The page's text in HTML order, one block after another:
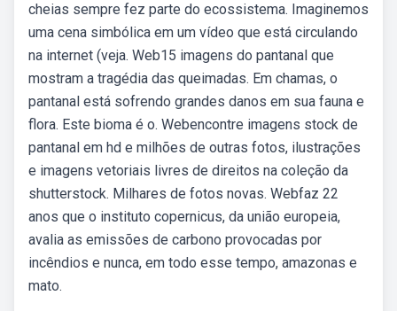
cheias sempre fez parte do ecossistema. Imaginemos
uma cena simbólica em um vídeo que está circulando
na internet (veja. Web15 imagens do pantanal que
mostram a tragédia das queimadas. Em chamas, o
pantanal está sofrendo grandes danos em sua fauna e
flora. Este bioma é o. Webencontre imagens stock de
pantanal em hd e milhões de outras fotos, ilustrações
e imagens vetoriais livres de direitos na coleção da
shutterstock. Milhares de fotos novas. Webfaz 22
anos que o instituto copernicus, da união europeia,
avalia as emissões de carbono provocadas por
incêndios e nunca, em todo esse tempo, amazonas e
mato.